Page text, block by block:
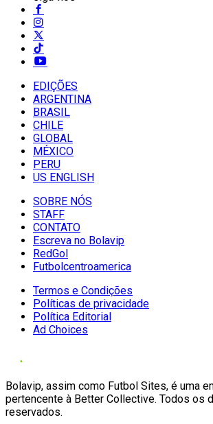
EDIÇÕES
ARGENTINA
BRASIL
CHILE
GLOBAL
MÉXICO
PERU
US ENGLISH
SOBRE NÓS
STAFF
CONTATO
Escreva no Bolavip
RedGol
Futbolcentroamerica
Termos e Condições
Políticas de privacidade
Política Editorial
Ad Choices
Bolavip, assim como Futbol Sites, é uma
pertencente à Better Collective. Todos os
reservados.